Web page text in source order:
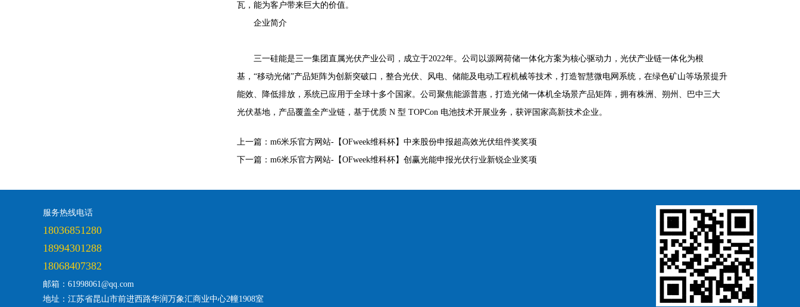
瓦，能为客户带来巨大的价值。
企业简介
三一硅能是三一集团直属光伏产业公司，成立于2022年。公司以源网荷储一体化方案为核心驱动力，光伏产业链一体化为根
基，“移动光储”产品矩阵为创新突破口，整合光伏、风电、储能及电动工程机械等技术，打造智慧微电网系统，在绿色矿山等场景提升
能效、降低排放，系统已应用于全球十多个国家。公司聚焦能源普惠，打造光储一体机全场景产品矩阵，拥有株洲、朔州、巴中三大
光伏基地，产品覆盖全产业链，基于优质 N 型 TOPCon 电池技术开展业务，获评国家高新技术企业。
上一篇： m6米乐官方网站-【OFweek维科杯】中来股份申报超高效光伏组件奖奖项
下一篇： m6米乐官方网站-【OFweek维科杯】创赢光能申报光伏行业新锐企业奖项
服务热线电话
18036851280
18994301288
18068407382
邮箱：61998061@qq.com
地址：江苏省昆山市前进西路华润万象汇商业中心2幢1908室